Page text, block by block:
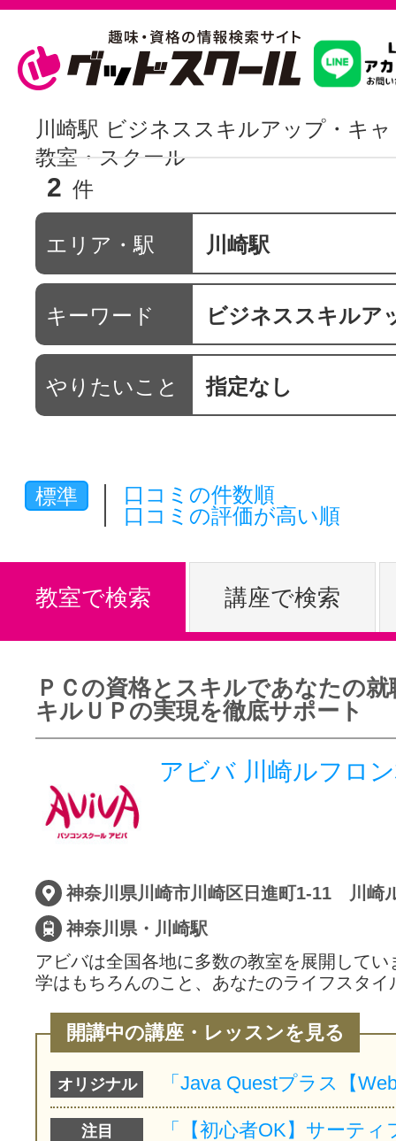
習いたいこ
駅・路線か
通信講座を
やりたいこ
特集をみる
グッドスク
掲載のお問
川崎駅 ビジネススキルアップ・キ
教室・スクール
2 件
エリア・駅 川崎駅
キーワード ビジネススキルアップ・キ
やりたいこと 指定なし
標準
口コミの件数順
口コミの評価が高い順
教室で検索 講座で検索
ＰＣの資格とスキルであなたの就
キルＵＰの実現を徹底サポート
アビバ 川崎ルフロ
神奈川県川崎市川崎区日進町1-11 川崎
神奈川県・川崎駅
アビバは全国各地に多数の教室を展開してい
学はもちろんのこと、あなたのライフスタ
開講中の講座・レッスンを見る
オリジナル
注目